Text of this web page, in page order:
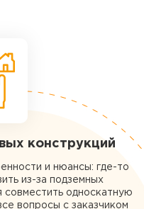
конструкций
и нюансы: где-то
из-за подземных
совместить односкатную
вопросы с заказчиком